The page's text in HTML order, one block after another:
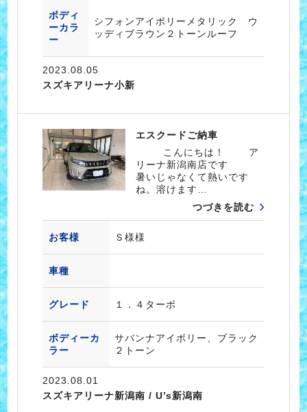
ボディ
ーカラ
ー
シフォンアイボリーメタリック ウ
ッディブラウン２トーンルーフ
2023.08.05
スズキアリーナ小新
エスクードご納車
こんにちは！ ア
リーナ新潟南店です
暑いじゃなくて熱いです
ね。溶けます…
つづきを読む
お客様 Ｓ様様
車種
グレード １．４ターボ
ボディーカ
ラー
サバンナアイボリー、ブラック
２トーン
2023.08.01
スズキアリーナ新潟南 / U’s新潟南